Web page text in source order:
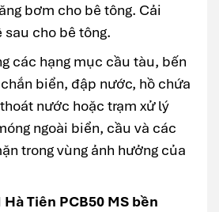
bơm cho bê tông. Cải
cho bê tông.
các hạng mục cầu tàu, bến
biển, đập nước, hồ chứa
nước hoặc trạm xử lý
ngoài biển, cầu và các
trong vùng ảnh hưởng của
Hà Tiên PCB50 MS bền